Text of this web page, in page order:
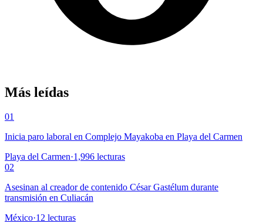
Más leídas
01
Inicia paro laboral en Complejo Mayakoba en Playa del Carmen
Playa del Carmen·1,996 lecturas
02
Asesinan al creador de contenido César Gastélum durante
transmisión en Culiacán
México·12 lecturas